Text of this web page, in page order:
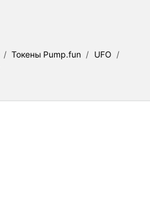
/ Токены Pump.fun / UFO /